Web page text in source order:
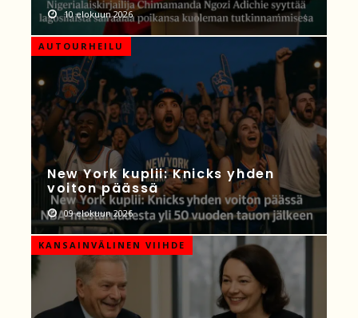
10 elokuun 2026
AUTOURHEILU
New York kuplii: Knicks yhden
voiton päässä
09 elokuun 2026
KANSAINVÄLINEN VIIHDE